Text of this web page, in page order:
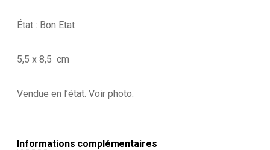
État : Bon Etat
5,5 x 8,5 cm
Vendue en l’état. Voir photo.
Informations complémentaires